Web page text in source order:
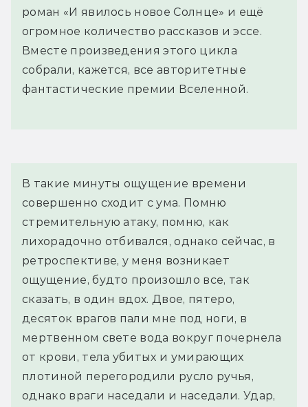
роман «И явилось новое Солнце» и ещё
огромное количество рассказов и эссе.
Вместе произведения этого цикла
собрали, кажется, все авторитетные
фантастические премии Вселенной.
В такие минуты ощущение времени
совершенно сходит с ума. Помню
стремительную атаку, помню, как
лихорадочно отбивался, однако сейчас, в
ретроспективе, у меня возникает
ощущение, будто произошло все, так
сказать, в один вдох. Двое, пятеро,
десяток врагов пали мне под ноги, в
мертвенном свете вода вокруг почернела
от крови, тела убитых и умирающих
плотиной перегородили русло ручья,
однако враги наседали и наседали. Удар,